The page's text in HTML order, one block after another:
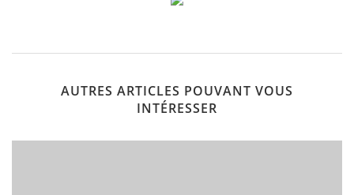
AUTRES ARTICLES POUVANT VOUS
INTÉRESSER